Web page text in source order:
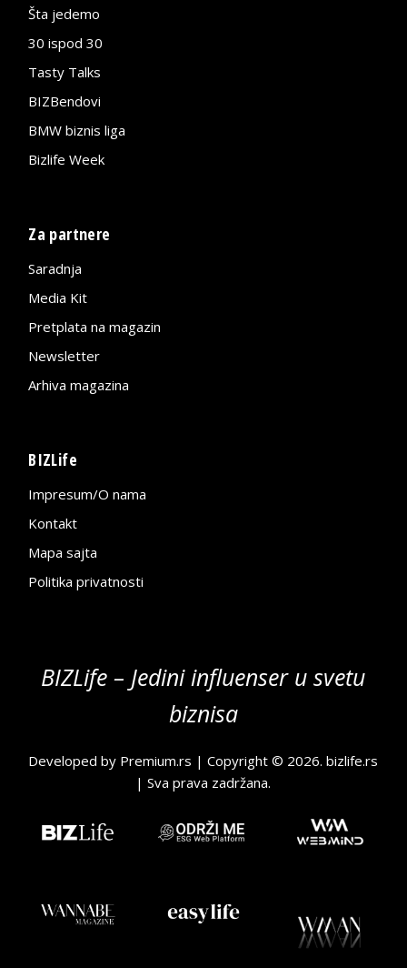
Šta jedemo
30 ispod 30
Tasty Talks
BIZBendovi
BMW biznis liga
Bizlife Week
Za partnere
Saradnja
Media Kit
Pretplata na magazin
Newsletter
Arhiva magazina
BIZLife
Impresum/O nama
Kontakt
Mapa sajta
Politika privatnosti
BIZLife – Jedini influenser u svetu
biznisa
Developed by Premium.rs | Copyright © 2026.bizlife.rs
| Sva prava zadržana.